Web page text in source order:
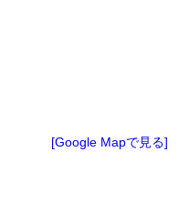
[Google Mapで見る]